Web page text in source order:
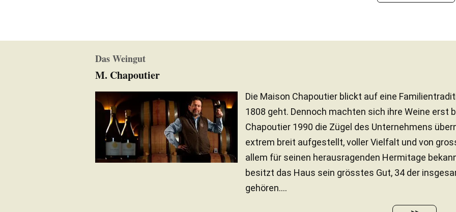
Das Weingut
M. Chapoutier
Die Maison Chapoutier blickt auf eine
1808 geht. Dennoch machten sich ihre Weine erst
Chapoutier 1990 die Zügel des Unternehmens
extrem breit aufgestellt, voller Vielfalt und von
allem für seinen herausragenden Hermitage
besitzt das Haus sein grösstes Gut, 34 der
gehören....